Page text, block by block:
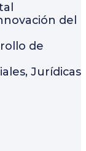
del
de
Jurídicas